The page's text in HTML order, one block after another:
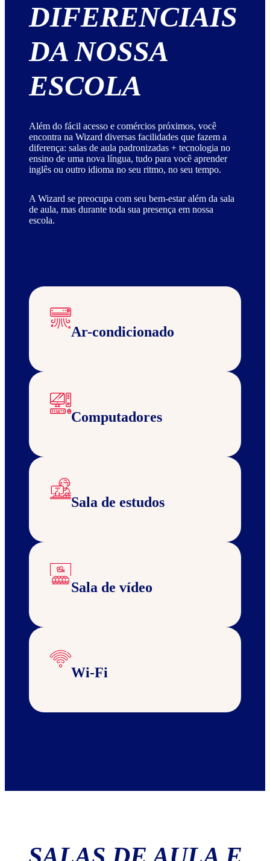
DIFERENCIAIS
DA NOSSA
ESCOLA
Além do fácil acesso e comércios próximos, você
encontra na Wizard diversas facilidades que fazem a
diferença: salas de aula padronizadas + tecnologia no
ensino de uma nova língua, tudo para você aprender
inglês ou outro idioma no seu ritmo, no seu tempo.
A Wizard se preocupa com seu bem-estar além da sala
de aula, mas durante toda sua presença em nossa
escola.
Ar-condicionado
Computadores
Sala de estudos
Sala de vídeo
Wi-Fi